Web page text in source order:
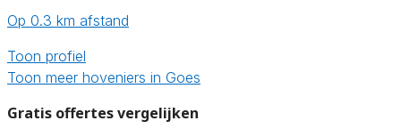
Op 0.3 km afstand
Toon profiel
Toon meer hoveniers in Goes
Gratis offertes vergelijken